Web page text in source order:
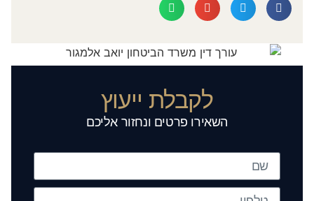
לקבלת ייעוץ
השאירו פרטים ונחזור אליכם